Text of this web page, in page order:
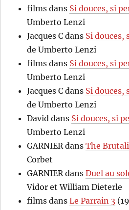
films dans Si douces, si
Umberto Lenzi
Jacques C dans Si douces,
de Umberto Lenzi
films dans Si douces, si
Umberto Lenzi
Jacques C dans Si douces,
de Umberto Lenzi
David dans Si douces, si
Umberto Lenzi
GARNIER dansThe
Corbet
GARNIER dansDuel au
Vidor et William Dieterle
films dansLe Parrain 3